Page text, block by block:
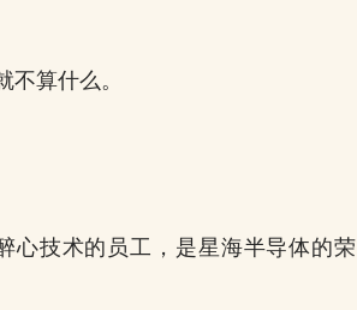
算什么。
心技术的员工，是星海半导体的荣